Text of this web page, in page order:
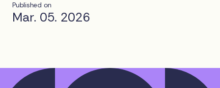
Published on
Mar. 05. 2026